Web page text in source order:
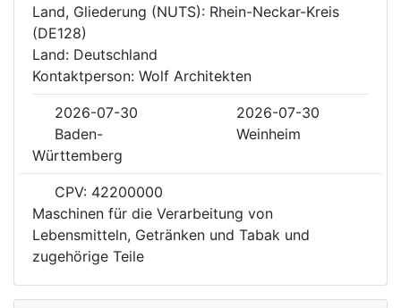
Land, Gliederung (NUTS): Rhein-Neckar-Kreis
(DE128)
Land: Deutschland
Kontaktperson: Wolf Architekten
2026-07-30
2026-07-30
Baden-
Württemberg
Weinheim
CPV: 42200000
Maschinen für die Verarbeitung von
Lebensmitteln, Getränken und Tabak und
zugehörige Teile